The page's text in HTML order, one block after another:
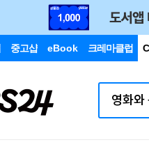
중고샵 eBook 크레마클럽